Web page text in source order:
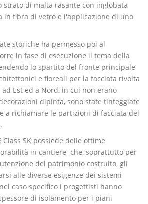
strato di malta rasante con inglobata
in fibra di vetro e l'applicazione di uno
storiche ha permesso poi al
in fase di esecuzione il tema della
lo spartito del fronte principale
e floreali per la facciata rivolta
Est ed a Nord, in cui non erano
dipinta, sono state tinteggiate
a richiamare le partizioni di facciata del
Class SK possiede delle ottime
in cantiere che, soprattutto per
del patrimonio costruito, gli
alle diverse esigenze dei sistemi
caso specifico i progettisti hanno
di isolamento per i piani